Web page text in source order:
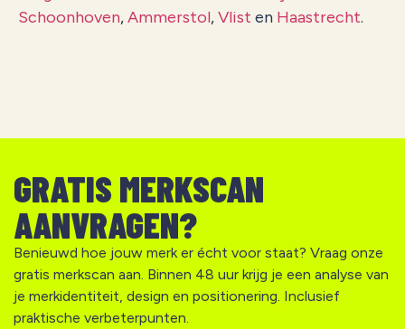
Schoonhoven,Ammerstol,Vlist en Haastrecht.
GRATIS MERKSCAN
AANVRAGEN?
Benieuwd hoe jouw merk er écht voor staat? Vraag onze
gratis merkscan aan. Binnen 48 uur krijg je een analyse van
je merkidentiteit, design en positionering. Inclusief
praktische verbeterpunten.